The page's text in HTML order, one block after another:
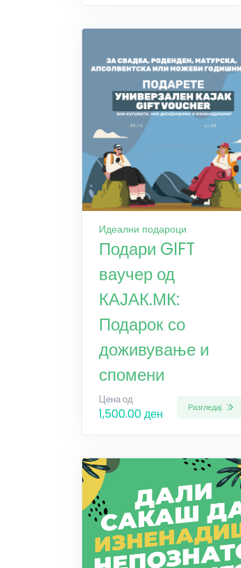
Идеални подароци
Подари GIFT
ваучер од
КАЈАК.МК:
Подарок со
доживување и
спомени
Цена од
1,500.00 ден Разгледај